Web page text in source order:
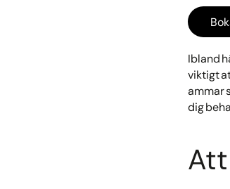
Ibland
viktigt
ammar
dig